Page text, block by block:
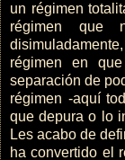
un régimen
régimen que
régimen en
separación de
régimen -aquí
que depura o lo
Les acabo de
ha convertido el